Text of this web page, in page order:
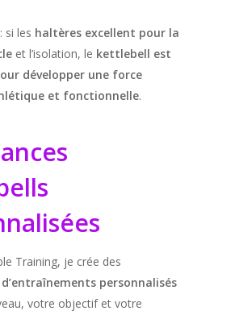
: si les haltères excellent pour la
et l’isolation, le kettlebell est
développer une force
et fonctionnelle.
Training, je crée des
personnalisés
votre objectif et votre